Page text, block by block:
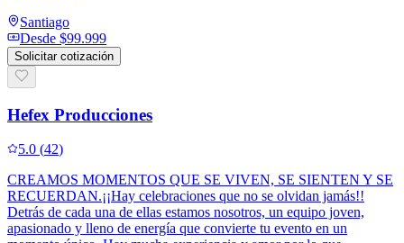
Santiago
Desde $99.999
Solicitar cotización
Hefex Producciones
5.0 (42)
CREAMOS MOMENTOS QUE SE VIVEN, SE SIENTEN Y SE
RECUERDAN.¡¡Hay celebraciones que no se olvidan jamás!!
Detrás de cada una de ellas estamos nosotros, un equipo joven,
apasionado y lleno de energía que convierte tu evento en un